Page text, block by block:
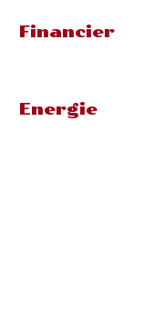
Financier
Energie